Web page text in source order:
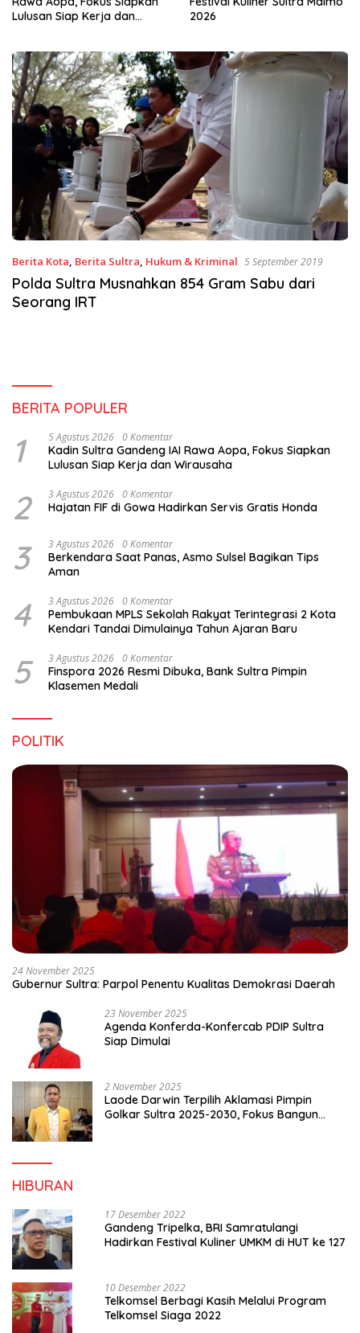
2026
Terintegrasi
Berita Kota Berita Sultra Hukum & Kriminal 5 September 2019
Polda Sultra Musnahkan 854 Gram Sabu dari
Seorang IRT
BERITA POPULER
1 5 Agustus 2026 0 Komentar
Kadin Sultra Gandeng IAI Rawa Aopa, Fokus Siapkan
Lulusan Siap Kerja dan Wirausaha
2 3 Agustus 2026 0 Komentar
Hajatan FIF di Gowa Hadirkan Servis Gratis Honda
3 3 Agustus 2026 0 Komentar
Berkendara Saat Panas, Asmo Sulsel Bagikan Tips
Aman
4 3 Agustus 2026 0 Komentar
Pembukaan MPLS Sekolah Rakyat Terintegrasi 2 Kota
Kendari Tandai Dimulainya Tahun Ajaran Baru
5 3 Agustus 2026 0 Komentar
Finspora 2026 Resmi Dibuka, Bank Sultra Pimpin
Klasemen Medali
POLITIK
24 November 2025
Gubernur Sultra: Parpol Penentu Kualitas Demokrasi Daerah
23 November 2025
Agenda Konferda-Konfercab PDIP Sultra
Siap Dimulai
2 November 2025
Laode Darwin Terpilih Aklamasi Pimpin
Golkar Sultra 2025-2030, Fokus Bangun
HIBURAN
17 Desember 2022
Gandeng Tripelka, BRI Samratulangi
Hadirkan Festival Kuliner UMKM di HUT ke 127
10 Desember 2022
Telkomsel Berbagi Kasih Melalui Program
Telkomsel Siaga 2022